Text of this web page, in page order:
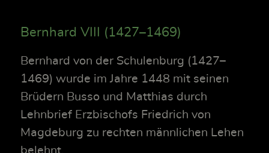
Bernhard VIII (1427–1469)
Bernhard von der Schulenburg (1427–
1469) wurde im Jahre 1448 mit seinen
Brüdern Busso und Matthias durch
Lehnbrief Erzbischofs Friedrich von
Magdeburg zu rechten männlichen Lehen
belehnt.